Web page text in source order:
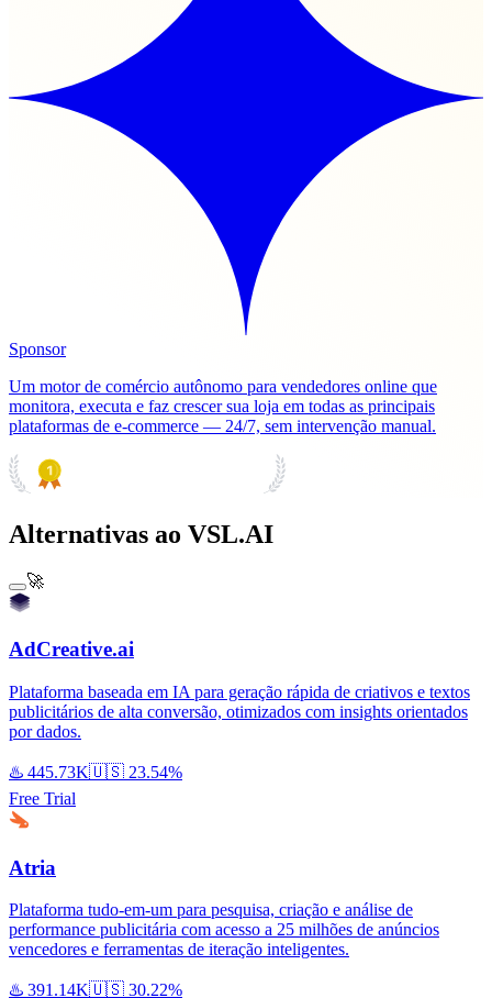
Sponsor
Um motor de comércio autônomo para vendedores online que
monitora, executa e faz crescer sua loja em todas as principais
plataformas de e-commerce — 24/7, sem intervenção manual.
Alternativas ao VSL.AI
🚀
AdCreative.ai
Plataforma baseada em IA para geração rápida de criativos e textos
publicitários de alta conversão, otimizados com insights orientados
por dados.
♨️ 445.73K🇺🇸 23.54%
Free Trial
Atria
Plataforma tudo-em-um para pesquisa, criação e análise de
performance publicitária com acesso a 25 milhões de anúncios
vencedores e ferramentas de iteração inteligentes.
♨️ 391.14K🇺🇸 30.22%